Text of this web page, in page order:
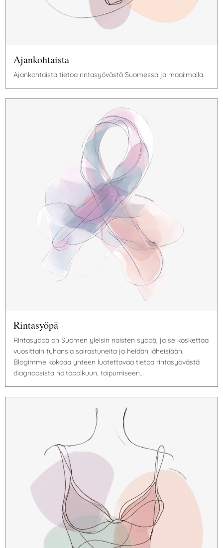
Ajankohtaista
Ajankohtaista tietoa rintasyövästä Suomessa ja maailmalla.
Rintasyöpä
Rintasyöpä on Suomen yleisin naisten syöpä, ja se koskettaa
vuosittain tuhansia sairastuneita ja heidän läheisiään.
Blogimme kokoaa yhteen luotettavaa tietoa rintasyövästä
diagnoosista hoitopolkuun, toipumiseen…